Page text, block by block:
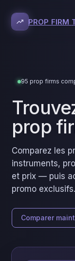
PROP FIRM
95 prop firms
prop
Comparez les
instruments,
et prix — puis
promo exclusifs.
Comparer